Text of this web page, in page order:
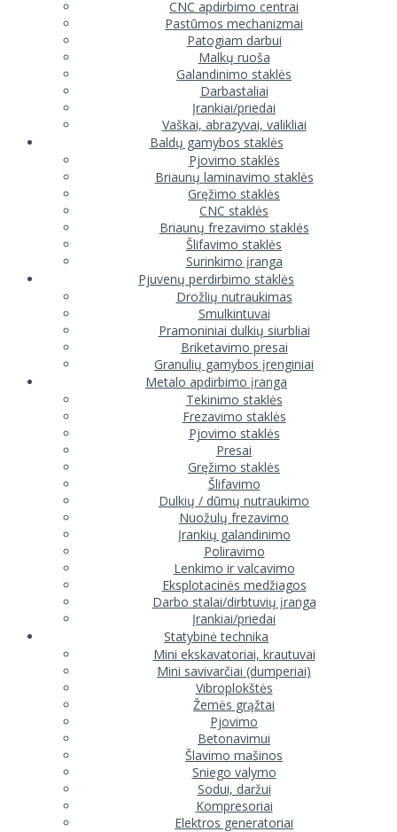
CNC apdirbimo centrai
Pastūmos mechanizmai
Patogiam darbui
Malkų ruoša
Galandinimo staklės
Darbastaliai
Įrankiai/priedai
Vaškai, abrazyvai, valikliai
Baldų gamybos staklės
Pjovimo staklės
Briaunų laminavimo staklės
Gręžimo staklės
CNC staklės
Briaunų frezavimo staklės
Šlifavimo staklės
Surinkimo įranga
Pjuvenų perdirbimo staklės
Drožlių nutraukimas
Smulkintuvai
Pramoniniai dulkių siurbliai
Briketavimo presai
Granulių gamybos įrenginiai
Metalo apdirbimo įranga
Tekinimo staklės
Frezavimo staklės
Pjovimo staklės
Presai
Gręžimo staklės
Šlifavimo
Dulkių / dūmų nutraukimo
Nuožulų frezavimo
Įrankių galandinimo
Poliravimo
Lenkimo ir valcavimo
Eksplotacinės medžiagos
Darbo stalai/dirbtuvių įranga
Įrankiai/priedai
Statybinė technika
Mini ekskavatoriai, krautuvai
Mini savivarčiai (dumperiai)
Vibroplokštės
Žemės grąžtai
Pjovimo
Betonavimui
Šlavimo mašinos
Sniego valymo
Sodui, daržui
Kompresoriai
Elektros generatoriai